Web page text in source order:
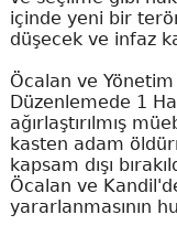
içinde yeni bir
düşecek ve infaz
Öcalan ve Yönetim
Düzenlemede 1
ağırlaştırılmış
kasten adam
kapsam dışı
Öcalan ve
yararlanmasının